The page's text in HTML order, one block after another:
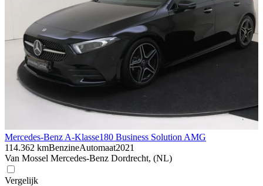
Mercedes-Benz A-Klasse180 Business Solution AMG
114.362 kmBenzineAutomaat2021
Van Mossel Mercedes-Benz Dordrecht, (NL)
Vergelijk